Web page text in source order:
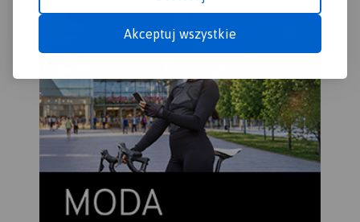
Akceptuj wszystkie